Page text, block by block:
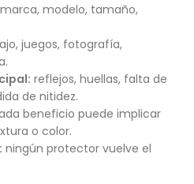
marca, modelo, tamaño,
juegos, fotografía,
reflejos, huellas, falta de
de nitidez.
beneficio puede implicar
o color.
ningún protector vuelve el